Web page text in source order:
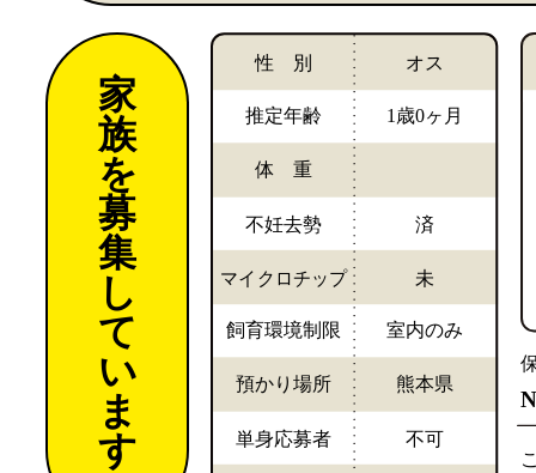
家
族
を
募
集
し
て
い
ま
す
性 別
推定年齢
体 重
不妊去勢
マイクロチップ
飼育環境制限
預かり場所
単身応募者
オス
1歳0ヶ月
済
未
室内のみ
熊本県
不可